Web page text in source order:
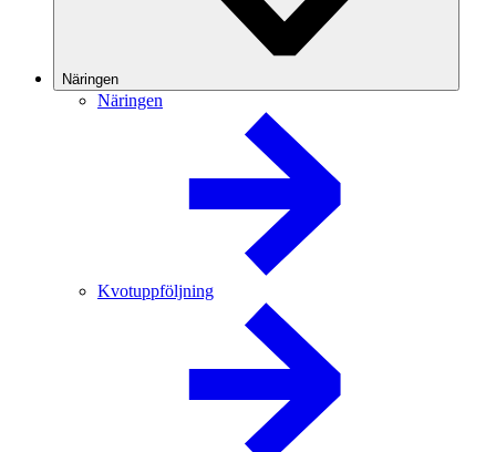
Näringen
Näringen
Kvotuppföljning